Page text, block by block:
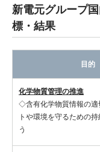
新電元グループ
標・結果
目的
化学物質管理の推進
◇含有化学物質情報の適
トや環境を守るための
う